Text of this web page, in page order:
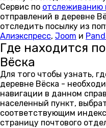
Сервис по отслеживанию
отправлений в деревне
отследить посылку из
Алиэкспресс, Joom и
Где находится
Вёска
Для того чтобы узнать,
деревне Вёска -
навигации в данном
населенный пункт,
соответствующим
страницу почтового